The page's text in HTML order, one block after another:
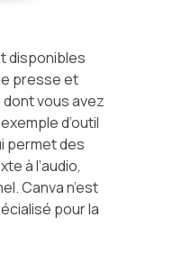
disponibles
presse et
vous avez
d’outil
permet des
à l’audio,
Canva n’est
pour la